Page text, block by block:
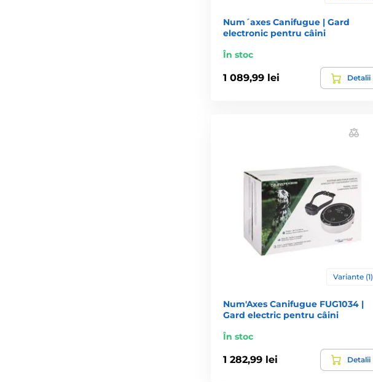
Num´axes Canifugue | Gard
electronic pentru câini
În stoc
1 089,99 lei Detalii
Variante (1)
Num'Axes Canifugue FUG1034 |
Gard electric pentru câini
În stoc
1 282,99 lei Detalii